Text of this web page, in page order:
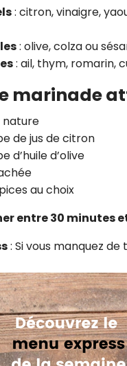
: citron, vinaigre,
: olive, colza ou
: ail, thym, romarin,
marinade
nature
de jus de citron
d’huile d’olive
au choix
entre 30 minutes
: Si vous manquez de